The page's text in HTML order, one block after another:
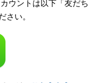
ウントは以下「友だち
さい。